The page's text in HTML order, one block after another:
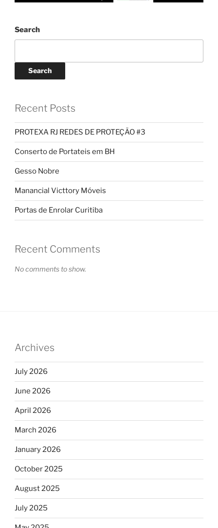
Search
Search
Recent Posts
PROTEXA RJ REDES DE PROTEÇÃO #3
Conserto de Portateis em BH
Gesso Nobre
Manancial Victtory Móveis
Portas de Enrolar Curitiba
Recent Comments
No comments to show.
Archives
July 2026
June 2026
April 2026
March 2026
January 2026
October 2025
August 2025
July 2025